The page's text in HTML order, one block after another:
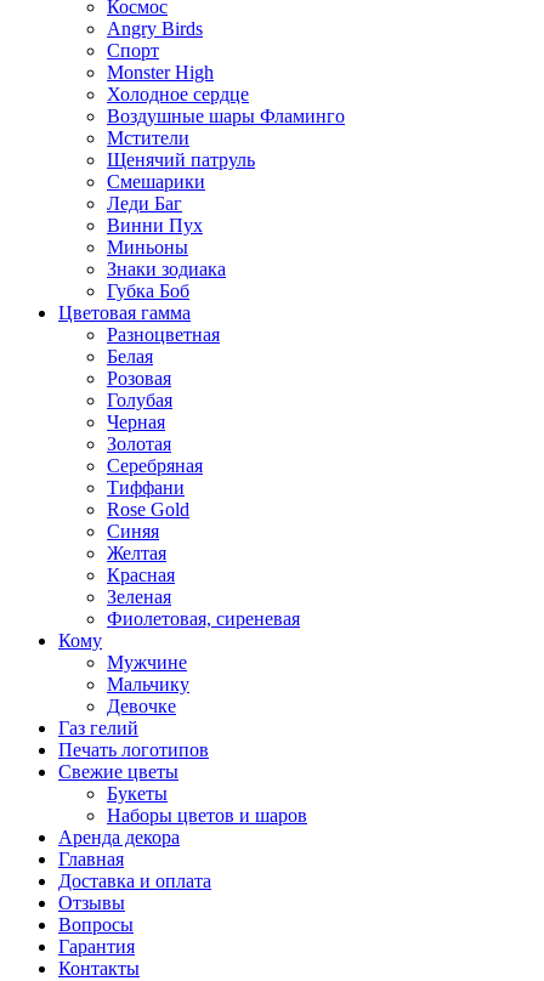
Космос
Angry Birds
Спорт
Monster High
Холодное сердце
Воздушные шары Фламинго
Мстители
Щенячий патруль
Смешарики
Леди Баг
Винни Пух
Миньоны
Знаки зодиака
Губка Боб
Цветовая гамма
Разноцветная
Белая
Розовая
Голубая
Черная
Золотая
Серебряная
Тиффани
Rose Gold
Синяя
Желтая
Красная
Зеленая
Фиолетовая, сиреневая
Кому
Мужчине
Мальчику
Девочке
Газ гелий
Печать логотипов
Свежие цветы
Букеты
Наборы цветов и шаров
Аренда декора
Главная
Доставка и оплата
Отзывы
Вопросы
Гарантия
Контакты